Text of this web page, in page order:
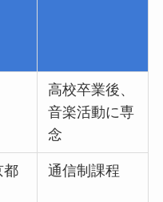
高校卒業後、
音楽活動に専
念
都 通信制課程